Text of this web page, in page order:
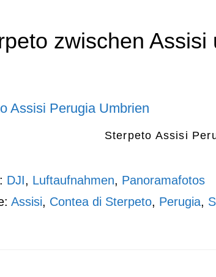
zwischen
Sterpeto Assisi
DJI, Luftaufnahmen, Panoramafotos
Assisi, Contea di Sterpeto, Perugia,